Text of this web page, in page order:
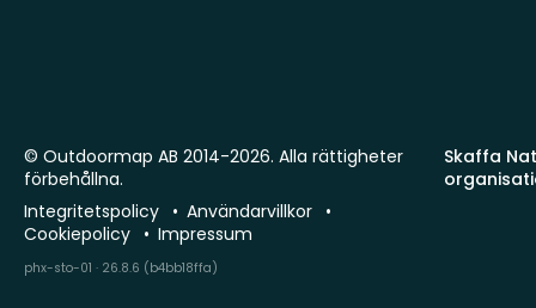
Skaffa
© Outdoormap AB 2014-2026. Alla rättigheter
förbehållna.
Integritetspolicy
Användarvillkor
Cookiepolicy
Impressum
phx-sto-01 · 26.8.6 (b4bb18ffa)